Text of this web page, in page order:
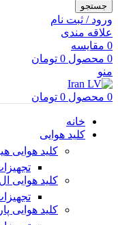
جستجو
ورود / ثبت نام
علاقه مندی
0 مقایسه
0 محصول 0 تومان
منو
0 محصول 0 تومان
خانه
کلید هوایی
کلید هوایی
کلید هوایی
کلید هوایی